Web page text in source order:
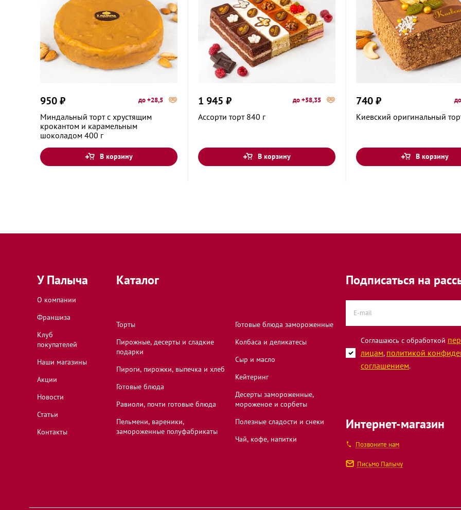
Долгопрудный, Московская область, бульвар Космонавта
Сереброва А.А., 1
Домодедово, Московская область, микрорайон Западный,
Рабочая улица, 44А
Егорьевск, Московская область, Касимовское шоссе, 1А
Зеленоград, Москва, Панфиловский проспект, 6А
Иваново, Ивановская область, Лежневская улица, 55
Ивантеевка, Московская область, улица Новосёлки, 2
Истра, Московская область, улица 9-й Гвардейской Дивизии,
42
Калуга, Калужская область, улица Воронина, 23А
950 ₽ до +28,5
Миндальный торт с хрустящим
крокантом и карамельным
шоколадом 400 г
В корзину
1 945 ₽ до +58,35
Ассорти торт 840 г
В корзину
740 ₽
Киевский оригинальный
В корзину
У Палыча
О компании
Франшиза
Клуб
покупателей
Наши магазины
Акции
Новости
Статьи
Контакты
Каталог
Торты
Пирожные, десерты и сладкие
подарки
Пироги, пирожки, выпечка и хлеб
Готовые блюда
Равиоли, почти готовые блюда
Пельмени, вареники,
замороженные полуфабрикаты
Готовые блюда замороженные
Колбаса и деликатесы
Сыр и масло
Кейтеринг
Десерты замороженные,
мороженое и сорбеты
Полезные сладости и снеки
Чай, кофе, напитки
Подписаться на
Соглашаюсь с обработкой
лицам, политикой
соглашением.
Интернет-магазин
Позвоните нам
Письмо Палычу